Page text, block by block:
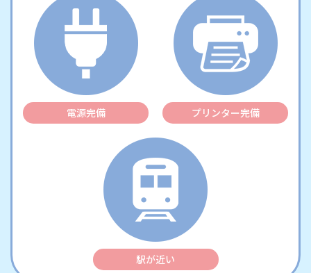
電源完備 プリンター完備
駅が近い